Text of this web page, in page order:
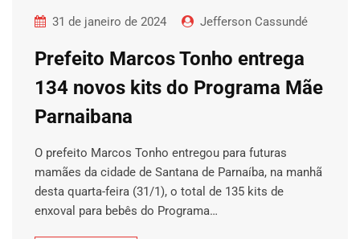
31 de janeiro de 2024 Jefferson Cassundé
Prefeito Marcos Tonho entrega
134 novos kits do Programa Mãe
Parnaibana
O prefeito Marcos Tonho entregou para futuras
mamães da cidade de Santana de Parnaíba, na manhã
desta quarta-feira (31/1), o total de 135 kits de
enxoval para bebês do Programa…